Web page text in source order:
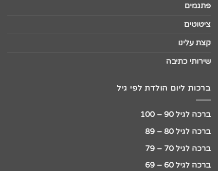
פתגמים
ציטוטים
קצת עלינו
שירותי כתיבה
ברכות ליום הולדת לפי גיל
ברכה לגיל 90 – 100
ברכה לגיל 80 – 89
ברכה לגיל 70 – 79
ברכה לגיל 60 – 69